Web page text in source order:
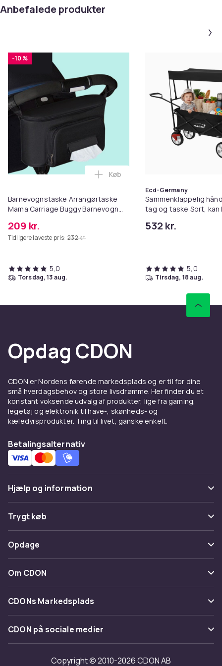
Anbefalede produkter
-10 %
Barnevognstaske Arrangørtaske
Mama Carriage Buggy Barnevogn
209 kr.
Tidligere laveste pris: 232 kr.
Læg Barnevognstaske
Køb
5,0
torsdag, 13 aug.
Ecd-Germany
Sammenklappelig
tag og taske Sort,
532 kr.
5,0
tirsdag, 18 aug.
Opdag CDON
CDON er Nordens førende markedsplads og er til for dine
små hverdagsbehov og store livsdrømme. Her finder du et
konstant voksende udvalg af produkter, lige fra gaming,
legetøj og elektronik til have-, skønheds- og
kæledyrsprodukter. Ting til livet, ganske enkelt.
Betalingsalternativ
Hjælp og information
Ofte stillede spørgsmål
Spor pakke
Fortryd & returner her
Kontakt os
Trygt køb
Betaling
Levering
Tilbagekaldelser
Opdage
Kategorier
Maerke
Om CDON
Om os
Kundeanmeldelser
Arbejd på CDON
Investor relations
CDONs Markedsplads
Merchant Help Center
CDON på sociale medier
Copyright © 2010-2026 CDON AB